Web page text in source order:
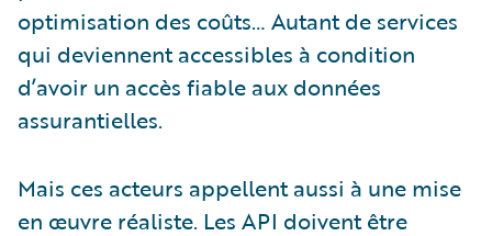
optimisation des coûts… Autant de services
qui deviennent accessibles à condition
d’avoir un accès fiable aux données
assurantielles.
Mais ces acteurs appellent aussi à une mise
en œuvre réaliste. Les API doivent être